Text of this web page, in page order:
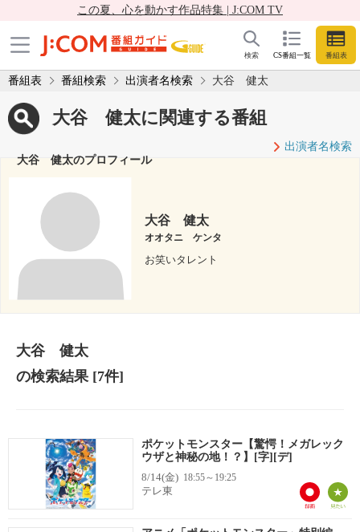
この夏、心を動かす作品特集 | J:COM TV
CS番組一覧 番組表
検索
番組表 番組検索 出演者名検索 大谷 健太
大谷 健太に関連する番組
出演者名検索
大谷 健太のプロフィール
大谷 健太
オオタニ ケンタ
お笑いタレント
大谷 健太
の検索結果[7件]
ポケットモンスター【驚愕！メガレック
ウザと神秘の地！？】[字][デ]
8/14(金) 18:55～19:25
テレ東